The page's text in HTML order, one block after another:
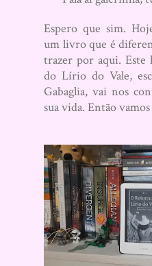
Espero que sim.
um livro que é
trazer por aqui.
do Lírio do Vale,
Gabaglia, vai nos
sua vida. Então vamos